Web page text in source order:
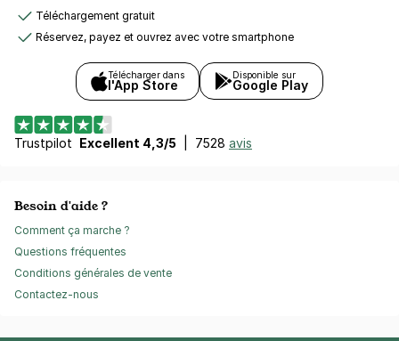
Téléchargement gratuit
Réservez, payez et ouvrez avec votre smartphone
Télécharger dans
l'App Store
Disponible sur
Google Play
Trustpilot Excellent 4,3/5 7528 avis
Besoin d'aide ?
Comment ça marche ?
Questions fréquentes
Conditions générales de vente
Contactez-nous